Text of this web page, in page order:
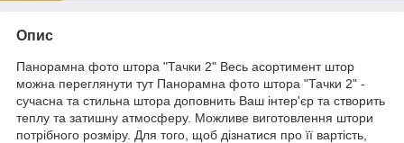
Опис
Панорамна фото штора "Тачки 2" Весь асортимент штор
можна переглянути тут Панорамна фото штора "Тачки 2" -
сучасна та стильна штора доповнить Ваш інтер'єр та створить
теплу та затишну атмосферу. Можливе виготовлення штори
потрібного розміру. Для того, щоб дізнатися про її вартість,